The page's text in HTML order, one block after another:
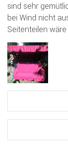
sind sehr
bei Wind nicht
Seitenteilen wäre